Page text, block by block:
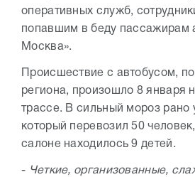
оперативных служб,
попавшим в беду пассажирам
Москва».
Происшествие с автобусом,
региона, произошло 8 января
трассе. В сильный мороз рано
который перевозил 50
салоне находилось 9 детей.
- Четкие, организованные,